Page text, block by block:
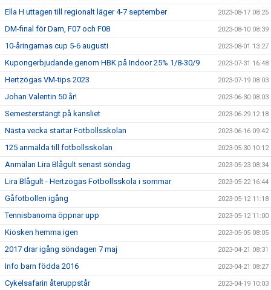
Ella H uttagen till regionalt läger 4-7 september 2023-08-17 08:25
DM-final för Dam, F07 och F08 2023-08-10 08:39
10-åringarnas cup 5-6 augusti 2023-08-01 13:27
Kupongerbjudande genom HBK på Indoor 25% 1/8-30/9 2023-07-31 16:48
Hertzögas VM-tips 2023 2023-07-19 08:03
Johan Valentin 50 år! 2023-06-30 08:03
Semesterstängt på kansliet 2023-06-29 12:18
Nästa vecka startar Fotbollsskolan 2023-06-16 09:42
125 anmälda till fotbollsskolan 2023-05-30 10:12
Anmälan Lira Blågult senast söndag 2023-05-23 08:34
Lira Blågult - Hertzögas Fotbollsskola i sommar 2023-05-22 16:44
Gåfotbollen igång 2023-05-12 11:18
Tennisbanorna öppnar upp 2023-05-12 11:00
Kiosken hemma igen 2023-05-05 08:05
2017 drar igång söndagen 7 maj 2023-04-21 08:31
Info barn födda 2016 2023-04-21 08:27
Cykelsafarin återuppstår 2023-04-19 10:03